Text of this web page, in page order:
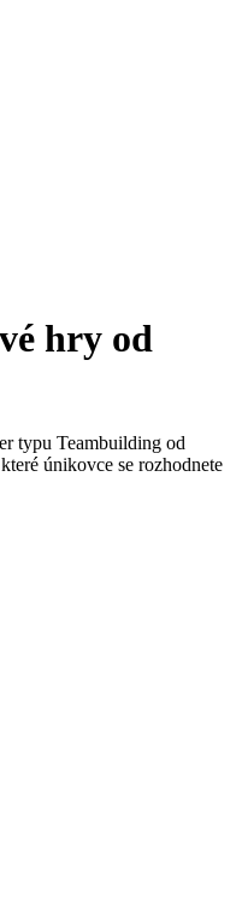
hry od
typu Teambuilding od
únikovce se rozhodnete